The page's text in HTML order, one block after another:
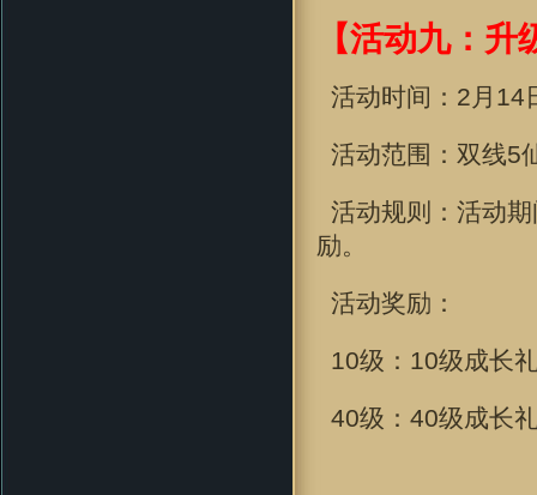
【活动九：
活动时间：2 月
活动范围：双线5
活动规则：活动
励。
活动奖励：
10级：10级成长
40级：40级成长